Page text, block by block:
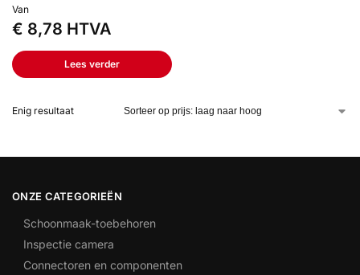
Van
€ 8,78 HTVA
Lees verder
Enig resultaat
ONZE CATEGORIEËN
Schoonmaak-toebehoren
Inspectie camera
Connectoren en componenten